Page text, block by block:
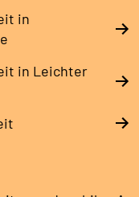
in
in Leichter